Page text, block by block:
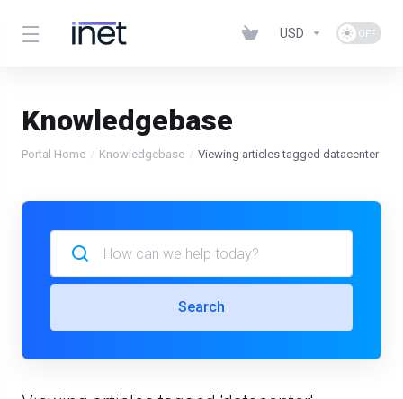
USD
Knowledgebase
Portal Home Knowledgebase Viewing articles tagged datacenter
Search